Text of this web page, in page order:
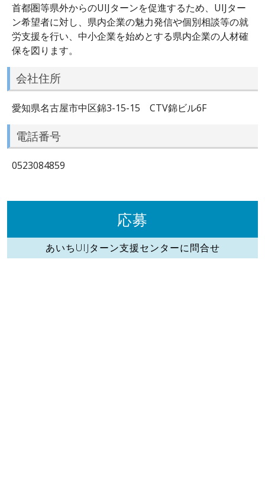
首都圏等県外からのUIJターンを促進するため、UIJター
ン希望者に対し、県内企業の魅力発信や個別相談等の就
労支援を行い、中小企業を始めとする県内企業の人材確
保を図ります。
会社住所
愛知県名古屋市中区錦3-15-15 CTV錦ビル6F
電話番号
0523084859
応募
あいちUIJターン支援センターに問合せ